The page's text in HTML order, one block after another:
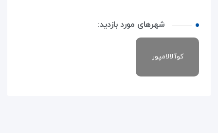
شهرهای مورد بازدید:
کوآلالامپور